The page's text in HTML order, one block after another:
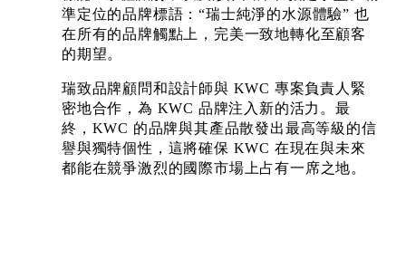
準定位的品牌標語：“瑞士純淨的水源體驗” 也
在所有的品牌觸點上，完美一致地轉化至顧客
的期望。
瑞致品牌顧問和設計師與 KWC 專案負責人緊
密地合作，為 KWC 品牌注入新的活力。最
終，KWC 的品牌與其產品散發出最高等級的信
譽與獨特個性，這將確保 KWC 在現在與未來
都能在競爭激烈的國際市場上占有一席之地。